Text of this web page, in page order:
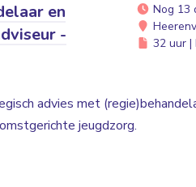
en
-
Nog 13
32 uur |
advies met
jeugdzorg.